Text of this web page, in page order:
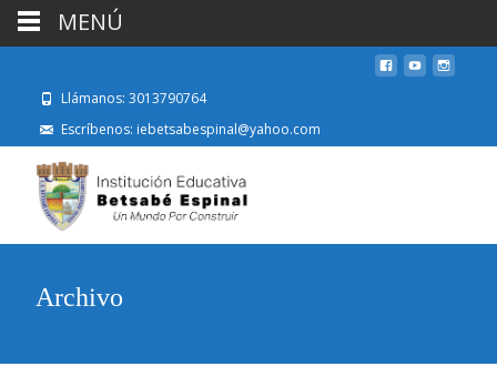
Llámanos: 3013790764
Escríbenos: iebetsabespinal@yahoo.com
Archivo
MENÚ